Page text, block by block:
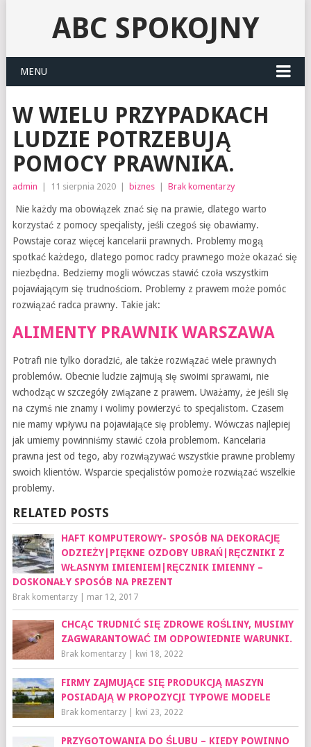
ABC SPOKOJNY
MENU
W WIELU PRZYPADKACH
LUDZIE POTRZEBUJĄ
POMOCY PRAWNIKA.
admin 11 sierpnia 2020 biznes Brak komentarzy
Nie każdy ma obowiązek znać się na prawie, dlatego warto
korzystać z pomocy specjalisty, jeśli czegoś się obawiamy.
Powstaje coraz więcej kancelarii prawnych. Problemy mogą
spotkać każdego, dlatego pomoc radcy prawnego może okazać się
niezbędna. Bedziemy mogli wówczas stawić czoła wszystkim
pojawiającym się trudnościom. Problemy z prawem może pomóc
rozwiązać radca prawny. Takie jak:
ALIMENTY PRAWNIK WARSZAWA
Potrafi nie tylko doradzić, ale także rozwiązać wiele prawnych
problemów. Obecnie ludzie zajmują się swoimi sprawami, nie
wchodząc w szczegóły związane z prawem. Uważamy, że jeśli się
na czymś nie znamy i wolimy powierzyć to specjalistom. Czasem
nie mamy wpływu na pojawiające się problemy. Wówczas najlepiej
jak umiemy powinniśmy stawić czoła problemom. Kancelaria
prawna jest od tego, aby rozwiązywać wszystkie prawne problemy
swoich klientów. Wsparcie specjalistów pomoże rozwiązać wszelkie
problemy.
RELATED POSTS
HAFT KOMPUTEROWY- SPOSÓB NA DEKORACJĘ
ODZIEŻY|PIĘKNE OZDOBY UBRAŃ|RĘCZNIKI Z
WŁASNYM IMIENIEM|RĘCZNIK IMIENNY –
DOSKONAŁY SPOSÓB NA PREZENT
Brak komentarzy| mar 12, 2017
CHCĄC TRUDNIĆ SIĘ ZDROWE ROŚLINY, MUSIMY
ZAGWARANTOWAĆ IM ODPOWIEDNIE WARUNKI.
Brak komentarzy| kwi 18, 2022
FIRMY ZAJMUJĄCE SIĘ PRODUKCJĄ MASZYN
POSIADAJĄ W PROPOZYCJI TYPOWE MODELE
Brak komentarzy| kwi 23, 2022
PRZYGOTOWANIA DO ŚLUBU – KIEDY POWINNO